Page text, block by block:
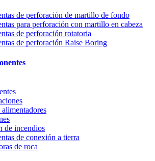
de perforación de martillo de fondo
para perforación con martillo en cabeza
de perforación rotatoria
de perforación Raise Boring
de incendios
de conexión a tierra
de roca